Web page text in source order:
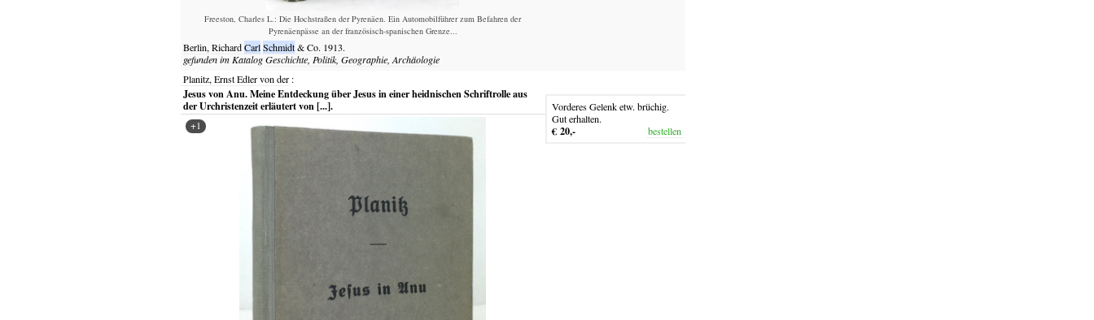
Freeston, Charles L.: Die Hochstraßen der Pyrenäen. Ein Automobilführer zum Befahren der
Pyrenäenpässe an der französisch-spanischen Grenze...
Berlin, RichardCarl Schmidt& Co. 1913.
gefunden im KatalogGeschichte, Politik, Geographie, Archäologie
Planitz, Ernst Edler von der:
Jesus von Anu. Meine Entdeckung über Jesus in einer heidnischen Schriftrolle aus
der Urchristenzeit erläutert von [...].
+1
Vorderes Gelenk etw. brüchig.
Gut erhalten.
€ 20,- bestellen